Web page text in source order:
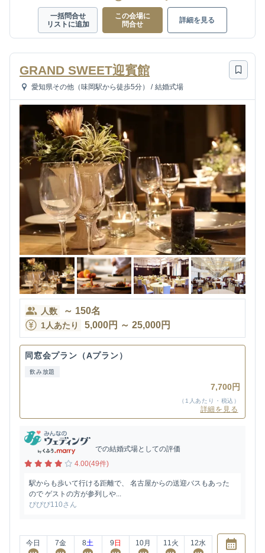
一括問合せ
リストに追加
この会場に
問合せ
詳細を見る
GRAND SWEET迎賓館
愛知県その他（味岡駅から徒歩5分） / 結婚式場
人数 ～ 150名
1人あたり 5,000円 ～ 25,000円
同窓会プラン（Aプラン）
飲み放題
7,700円
（1人あたり・税込）
詳細を見る
での結婚式場としての評価
4.00(49件)
駅からも歩いて行ける距離で、 名古屋からの送迎バスもあった
ので ゲストの方が参列しや...
ぴぴぴ110さん
今日 7金 8土 9 日 10月 11 火 12水